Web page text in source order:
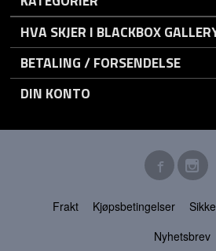
HVA SKJER I BLACKBOX
BETALING / FORSENDELSE
DIN KONTO
Frakt Kjøpsbetingelser
Nyhetsbrev